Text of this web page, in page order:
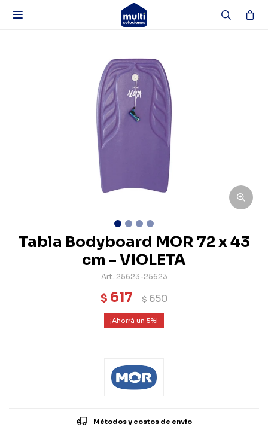

Tabla Bodyboard MOR 72 x 43
cm - VIOLETA
25623-25623
$ 617 $650
5
Métodos y costos de envío